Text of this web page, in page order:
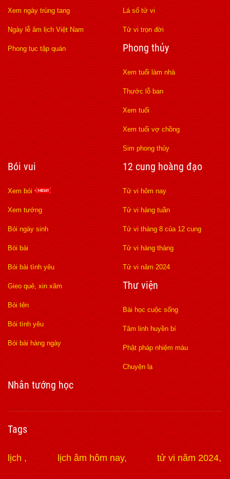
Xem ngày trùng tang
Ngày lễ âm lịch Việt Nam
Phong tục tập quán
Lá số tử vi
Tử vi trọn đời
Phong thủy
Xem tuổi làm nhà
Thước lỗ ban
Xem tuổi
Xem tuổi vợ chồng
Sim phong thủy
Bói vui
Xem bói
Xem tướng
Bói ngày sinh
Bói bài
Bói bài tình yêu
Gieo quẻ, xin xăm
Bói tên
Bói tình yêu
Bói bài hàng ngày
12 cung hoàng đạo
Tử vi hôm nay
Tử vi hàng tuần
Tử vi tháng 8 của 12 cung
Tử vi hàng tháng
Tử vi năm 2024
Thư viện
Bài học cuộc sống
Tâm linh huyền bí
Phật pháp nhiệm màu
Chuyện lạ
Nhân tướng học
Tags
lịch lịch âm hôm nay tử vi năm 2024